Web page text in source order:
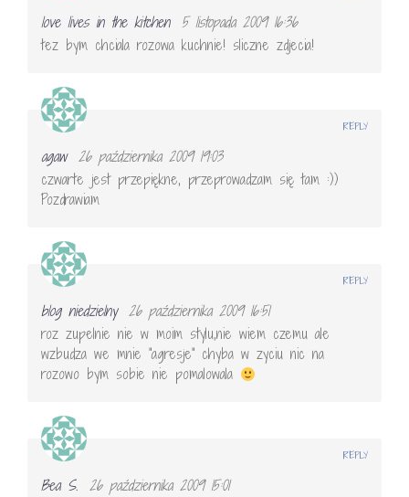
love lives in the kitchen
5 listopada 2009 16:36
tez bym chciala rozowa kuchnie! sliczne zdjecia!
agaw 26 października 2009 19:03
czwarte jest przepiękne, przeprowadzam się tam :))
Pozdrawiam
REPLY
blog niedzielny 26 października 2009 16:51
roz zupelnie nie w moim stylu,nie wiem czemu ale
wzbudza we mnie "agresje" chyba w zyciu nic na
rozowo bym sobie nie pomalowala
REPLY
Bea S. 26 października 2009 15:01
REPLY